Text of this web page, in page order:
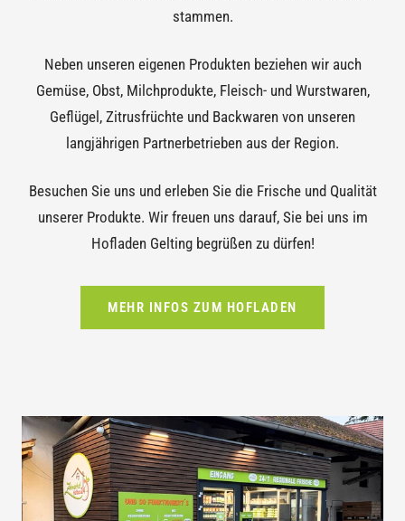
stammen.
Neben unseren eigenen Produkten beziehen wir auch
Gemüse, Obst, Milchprodukte, Fleisch- und Wurstwaren,
Geflügel, Zitrusfrüchte und Backwaren von unseren
langjährigen Partnerbetrieben aus der Region.
Besuchen Sie uns und erleben Sie die Frische und Qualität
unserer Produkte. Wir freuen uns darauf, Sie bei uns im
Hofladen Gelting begrüßen zu dürfen!
MEHR INFOS ZUM HOFLADEN